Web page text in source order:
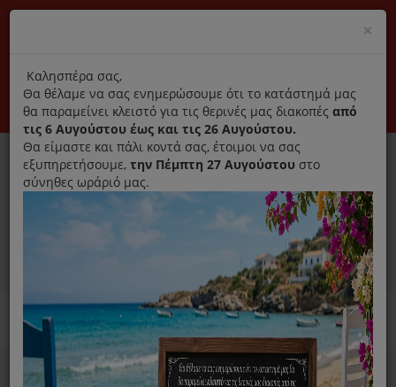
Αποκλειστικά γνήσια ανταλλακτικά
Σύνδεση Εγγραφή Εταιρεία Επικοινωνία
0
Ανταλλακτικά ηλεκτρικών συσκευών MENU
Home Σίδερο
Ανταλλακτικά Σιδέρου
×
title
Καλησπέρα σας,
Θα θέλαμε να σας ενημερώσουμε ότι το κατάστημά μας
θα παραμείνει κλειστό για τις θερινές μας διακοπές από
τις 6 Αυγούστου έως και τις 26 Αυγούστου.
Θα είμαστε και πάλι κοντά σας, έτοιμοι να σας
εξυπηρετήσουμε, την Πέμπτη 27 Αυγούστου στο
σύνηθες ωράριό μας.